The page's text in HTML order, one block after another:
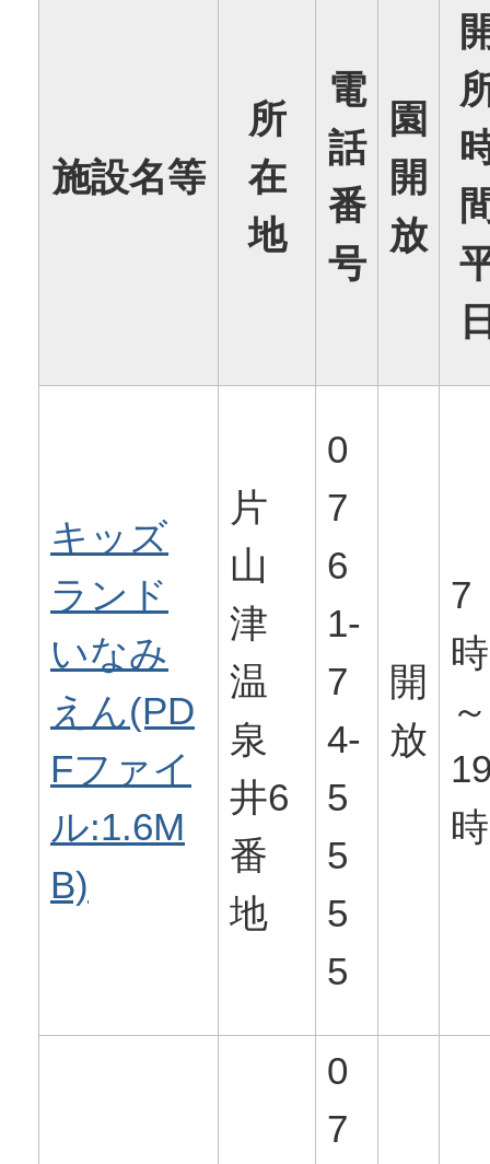
施設名等
所
在
地
電
話
番
号
園
開
放
キッズ
ランド
いなみ
えん(PD
Fファイ
ル:1.6M
B)
片
山
津
温
泉
井6
番
地
0
7
6
1-
7
4-
5
5
5
5
開
放
7
時
～
時
0
7